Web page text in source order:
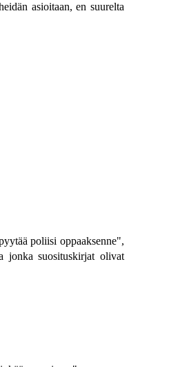
asioitaan, en suurelta
poliisi oppaaksenne",
jonka suosituskirjat olivat